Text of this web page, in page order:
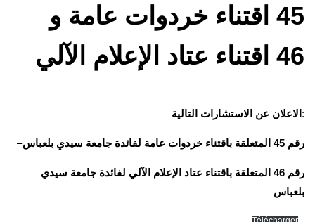
45 اقتناء خردوات عامة و
46 اقتناء عتاد الإعلام الآلي
: الاعلان عن الاستشارات التالية
رقم 45 المتعلقة باقتناء خردوات عامة لفائدة جامعة سيدي بلعباس –
رقم 46 المتعلقة باقتناء عتاد الإعلام الآلي لفائدة جامعة سيدي
بلعباس–